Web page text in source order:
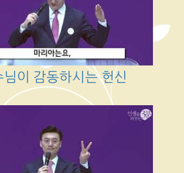
님이 감동하시는 헌신